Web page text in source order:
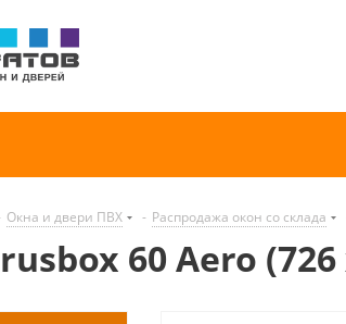
Окна и двери ПВХ - Распродажа окон со склада
60 Aero